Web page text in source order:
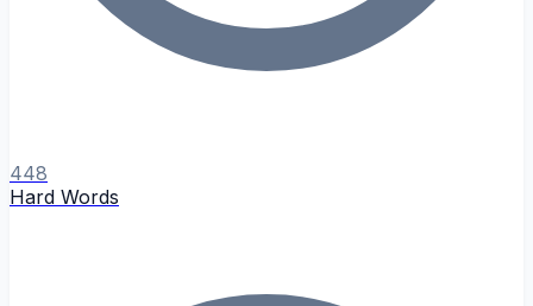
448
Hard Words